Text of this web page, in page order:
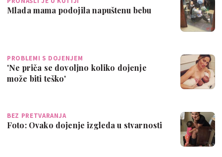
Mlada mama podojila napuštenu bebu
PROBLEMI S DOJENJEM
'Ne priča se dovoljno koliko dojenje
može biti teško'
BEZ PRETVARANJA
Foto: Ovako dojenje izgleda u stvarnosti